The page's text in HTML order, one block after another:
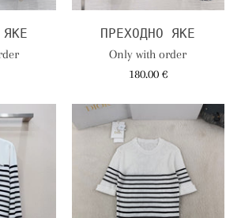
ПРЕХОДНО ЯКЕ
Only with order
180.00 €